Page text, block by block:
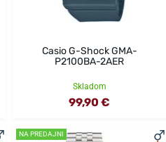
Casio G-Shock GMA-
P2100BA-2AER
Skladom
99,90 €
NA PREDAJNI